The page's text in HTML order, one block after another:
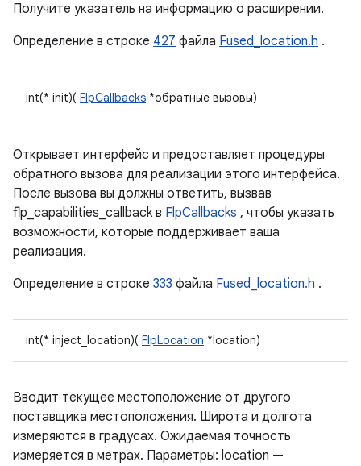
Получите указатель на информацию о расширении.
Определение в строке 427 файла Fused_location.h .
int(* init)( FlpCallbacks *обратные вызовы)
Открывает интерфейс и предоставляет процедуры
обратного вызова для реализации этого интерфейса.
После вызова вы должны ответить, вызвав
flp_capabilities_callback в FlpCallbacks , чтобы указать
возможности, которые поддерживает ваша
реализация.
Определение в строке 333 файла Fused_location.h .
int(* inject_location)( FlpLocation *location)
Вводит текущее местоположение от другого
поставщика местоположения. Широта и долгота
измеряются в градусах. Ожидаемая точность
измеряется в метрах. Параметры: location —